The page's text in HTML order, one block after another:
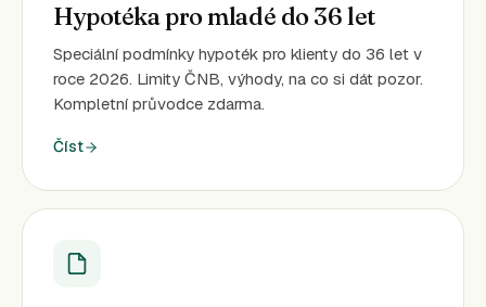
Hypotéka pro mladé do 36 let
Speciální podmínky hypoték pro klienty do 36 let v
roce 2026. Limity ČNB, výhody, na co si dát pozor.
Kompletní průvodce zdarma.
Číst